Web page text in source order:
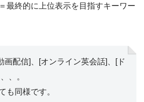
最終的に上位表示を目指すキーワー
画配信]、[オンライン英会話]、[ド
、。
も同様です。